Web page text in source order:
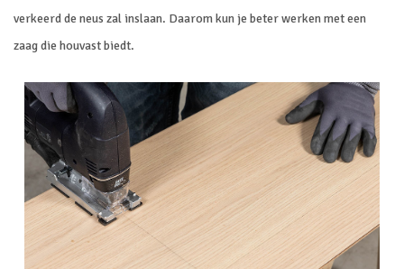
verkeerd de neus zal inslaan. Daarom kun je beter werken met een
zaag die houvast biedt.